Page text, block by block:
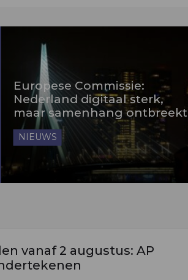
Europese Commissie:
Nederland digitaal sterk,
maar samenhang ontbreekt
NIEUWS
vanaf 2 augustus: AP